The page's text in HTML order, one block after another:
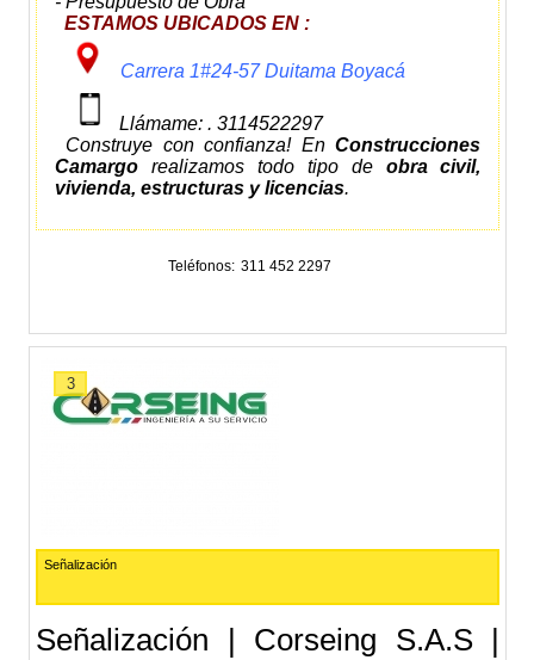
ESTAMOS UBICADOS EN :
Carrera 1#24-57 Duitama Boyacá
Llámame: . 3114522297
Construye con confianza! EnConstrucciones
Camargo realizamos todo tipo de obra civil,
vivienda, estructuras y licencias.
Teléfonos 311 452 2297
3
Señalización
Señalización | Corseing S.A.S |